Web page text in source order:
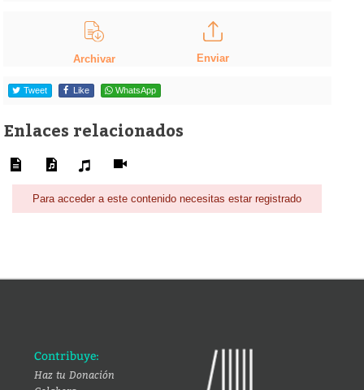
Archivar Enviar
Tweet Like WhatsApp
Enlaces relacionados
Para acceder a este contenido necesitas estar registrado
Contribuye:
Haz tu Donación